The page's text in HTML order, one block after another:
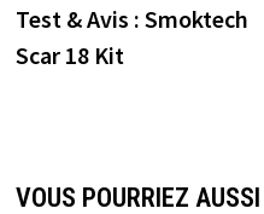
Test & Avis : Smoktech
Scar 18 Kit
VOUS POURRIEZ